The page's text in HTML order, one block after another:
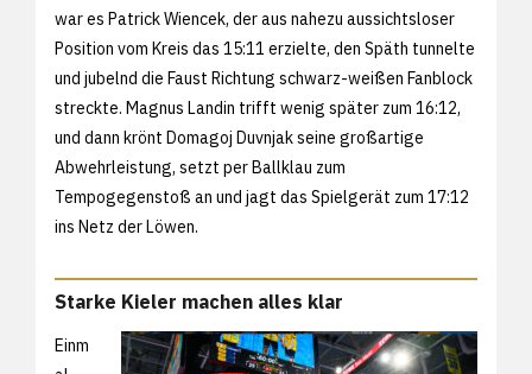
war es Patrick Wiencek, der aus nahezu aussichtsloser
Position vom Kreis das 15:11 erzielte, den Späth tunnelte
und jubelnd die Faust Richtung schwarz-weißen Fanblock
streckte. Magnus Landin trifft wenig später zum 16:12,
und dann krönt Domagoj Duvnjak seine großartige
Abwehrleistung, setzt per Ballklau zum
Tempogegenstoß an und jagt das Spielgerät zum 17:12
ins Netz der Löwen.
Starke Kieler machen alles klar
Einm